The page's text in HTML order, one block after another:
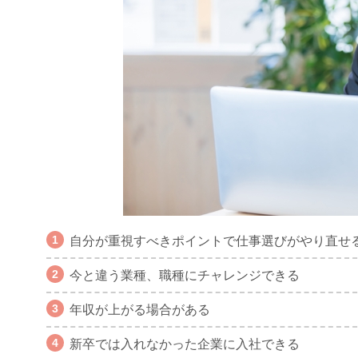
自分が重視すべきポイントで仕事選びがやり直せ
今と違う業種、職種にチャレンジできる
年収が上がる場合がある
新卒では入れなかった企業に入社できる